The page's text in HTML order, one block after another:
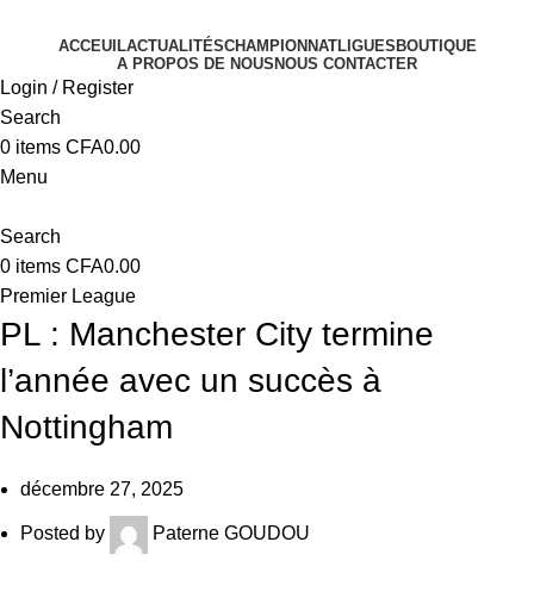
ACCEUILACTUALITÉSCHAMPIONNATLIGUES BOUTIQUE
A PROPOS DE NOUS NOUS CONTACTER
Login / Register
Search
0 items CFA0.00
Menu
Search
0 items CFA0.00
Premier League
PL : Manchester City termine
l’année avec un succès à
Nottingham
décembre 27, 2025
Posted by Paterne GOUDOU